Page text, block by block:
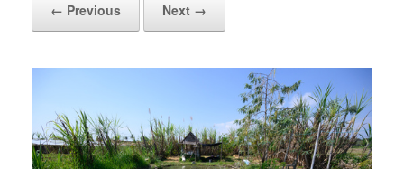
← Previous Next →